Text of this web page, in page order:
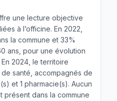
une lecture objective
à l’officine. En 2022,
la commune et 33%
ans, pour une évolution
2024, le territoire
santé, accompagnés de
et 1 pharmacie(s). Aucun
présent dans la commune